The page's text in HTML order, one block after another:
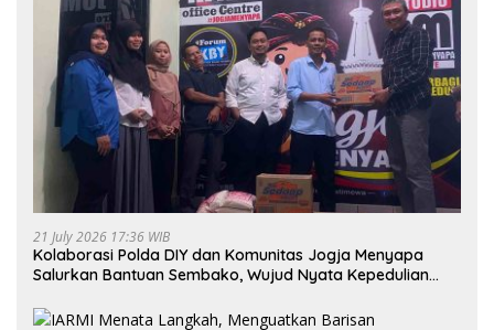
21 July 2026 17:36 WIB
Kolaborasi Polda DIY dan Komunitas Jogja Menyapa
Salurkan Bantuan Sembako, Wujud Nyata Kepedulian